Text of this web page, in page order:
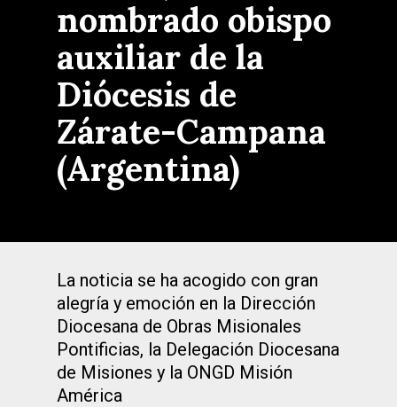
nombrado obispo
auxiliar de la
Diócesis de
Zárate-Campana
(Argentina)
La noticia se ha acogido con gran
alegría y emoción en la Dirección
Diocesana de Obras Misionales
Pontificias, la Delegación Diocesana
de Misiones y la ONGD Misión
América